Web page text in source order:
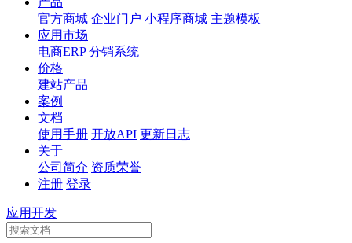
官方商城 企业门户 小程序商城 主题模板
应用市场
电商ERP 分销系统
价格
建站产品
案例
文档
使用手册 开放API 更新日志
关于
公司简介 资质荣誉
注册 登录
应用开发